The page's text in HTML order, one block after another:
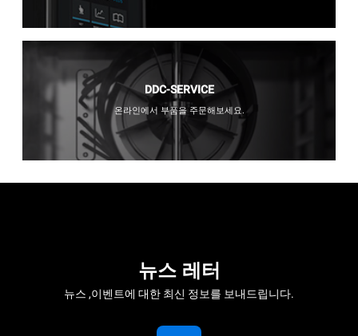
DDC-SERVICE
온라인에서 부품을 주문해보세요.
뉴스 레터
뉴스 ,이벤트에 대한 최신 정보를 보내드립니다.